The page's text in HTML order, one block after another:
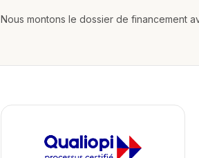
Nous montons le dossier de financement